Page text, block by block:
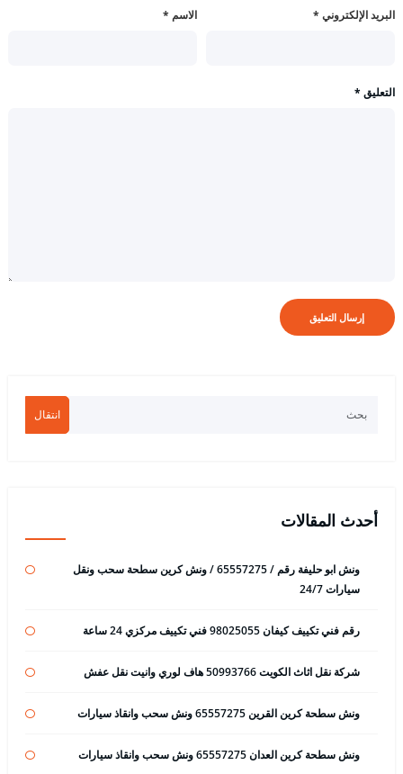
الاسم * البريد الإلكتروني *
التعليق *
انتقال
أحدث المقالات
ونش ابو حليفة رقم / 65557275 / ونش كرين سطحة سحب ونقل
سيارات 24/7
رقم فني تكييف كيفان 98025055 فني تكييف مركزي 24 ساعة
شركة نقل اثاث الكويت 50993766 هاف لوري وانيت نقل عفش
ونش سطحة كرين القرين 65557275 ونش سحب وانقاذ سيارات
ونش سطحة كرين العدان 65557275 ونش سحب وانقاذ سيارات